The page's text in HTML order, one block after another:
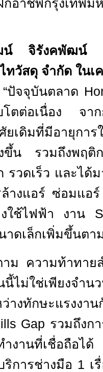
กอาชีพกรุงเทพ
น์ จิรังคพัฒน์ ก
วัสดุ จำกัด ในเ
“ปัจจุบันตลาด
โตต่อเนื่อง จาก
ยเดิมที่มีอายุก
ขึ้น รวมถึงพฤติ
รวดเร็ว และได้
ล้างแอร์ ซ่อมแอ
งใช้ไฟฟ้า งาน
าดเล็กเพิ่มขึ้นตา
าม ความท้าทา
นี้ไม่ใช่เพียงจำ
างทักษะแรงงา
Gap รวมถึงก
ำงานที่เชื่อถือไ
ริการช่างมือ 1 เ